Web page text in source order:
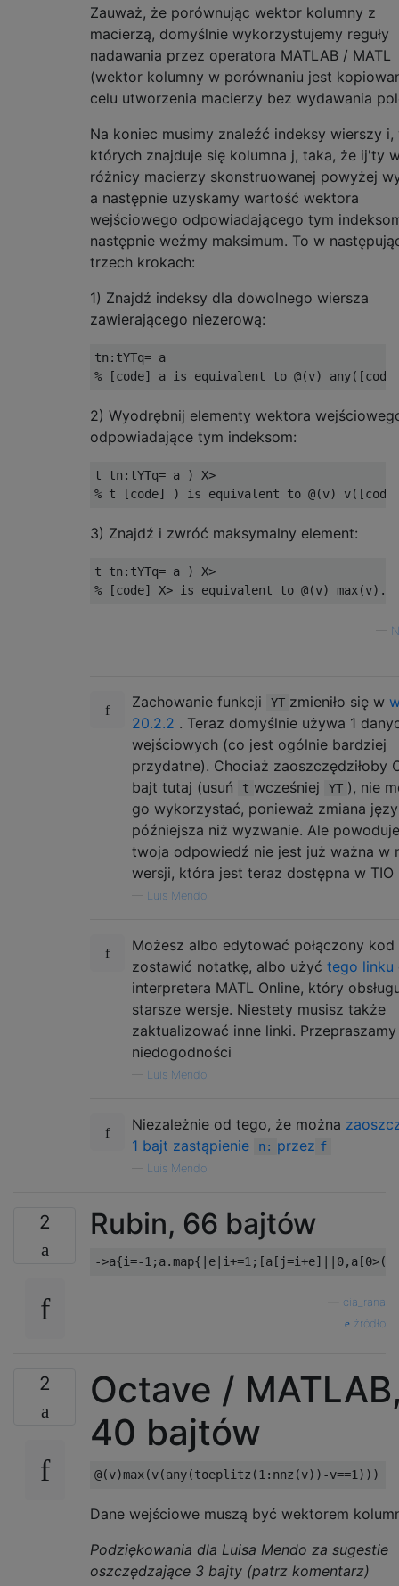
Zauważ, że porównując wektor kolumny z
macierzą, domyślnie wykorzystujemy reguły
nadawania przez operatora MATLAB / MATL
(wektor kolumny w porównaniu jest
celu utworzenia macierzy bez wydawania
Na koniec musimy znaleźć indeksy wierszy i,
których znajduje się kolumna j, taka, że ​​ij'ty
różnicy macierzy skonstruowanej powyżej
a następnie uzyskamy wartość wektora
wejściowego odpowiadającego tym
następnie weźmy maksimum. To w
trzech krokach:
1) Znajdź indeksy dla dowolnego wiersza
zawierającego niezerową:
tn:tYTq= a
2) Wyodrębnij elementy wektora
odpowiadające tym indeksom:
t tn:tYTq= a ) X>
3) Znajdź i zwróć maksymalny element:
t tn:tYTq= a ) X>
Zachowanie funkcji YT zmieniło się w
20.2.2 . Teraz domyślnie używa 1
wejściowych (co jest ogólnie bardziej
przydatne). Chociaż zaoszczędziłoby
bajt tutaj (usuń
t wcześniej YT ), nie
go wykorzystać, ponieważ zmiana
późniejsza niż wyzwanie. Ale
twoja odpowiedź nie jest już ważna w
wersji, która jest teraz dostępna w TIO
Luis Mendo
Możesz albo edytować połączony kod
zostawić notatkę, albo użyć tego linku
interpretera MATL Online, który
starsze wersje. Niestety musisz także
zaktualizować inne linki.
niedogodności
Luis Mendo
Niezależnie od tego, że można
1 bajt zastąpienie
n: przez f
Luis Mendo
2 Rubin, 66 bajtów
cia_rana
źródło
2
Octave /
40 bajtów
Dane wejściowe muszą być wektorem
Podziękowania dla Luisa Mendo za sugestie
oszczędzające 3 bajty (patrz komentarz)